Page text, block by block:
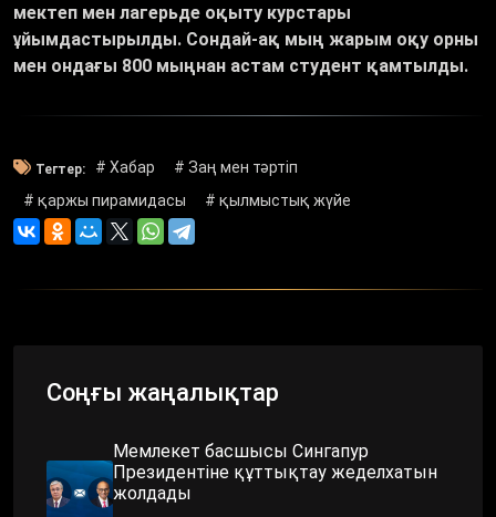
мектеп мен лагерьде оқыту курстары
ұйымдастырылды. Сондай-ақ мың жарым оқу орны
мен ондағы 800 мыңнан астам студент қамтылды.
Тегтер: # Хабар
# Заң мен тәртіп
# қаржы пирамидасы
# қылмыстық жүйе
Соңғы жаңалықтар
Мемлекет басшысы Сингапур
Президентіне құттықтау жеделхатын
жолдады